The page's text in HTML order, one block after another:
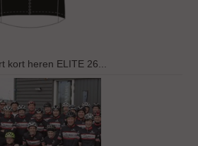
kort heren ELITE 26...